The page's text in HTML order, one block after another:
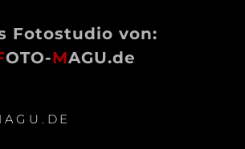
Fotostudio von:
OTO-MAGU.de